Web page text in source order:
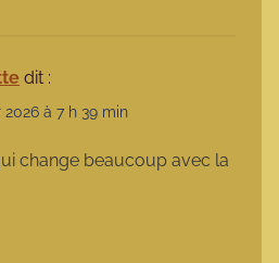
dit :
2026 à 7 h 39 min
change beaucoup avec la